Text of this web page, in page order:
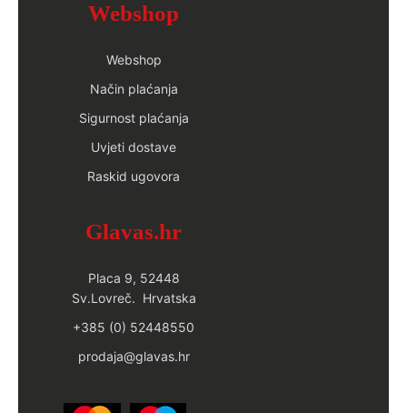
Webshop
Webshop
Način plaćanja
Sigurnost plaćanja
Uvjeti dostave
Raskid ugovora
Glavas.hr
Placa 9, 52448
Sv.Lovreč. Hrvatska
+385 (0) 52448550
prodaja@glavas.hr